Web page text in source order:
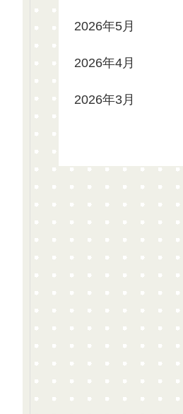
2026年5月
2026年4月
2026年3月